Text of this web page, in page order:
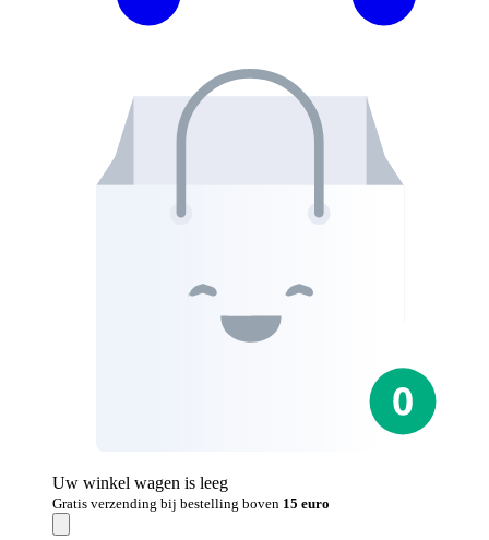
Uw winkel wagen is leeg
Gratis verzending bij bestelling boven 15 euro